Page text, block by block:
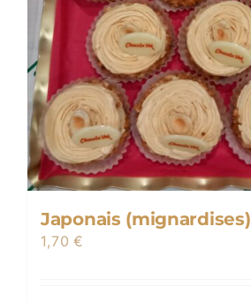
Japonais (mignardises)
1,70€